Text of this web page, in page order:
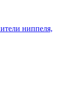
ниппеля,